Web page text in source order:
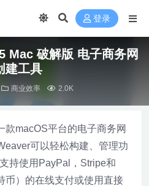
登录
Mac 破解版 电子商务网
建工具
商业效率 2.0K
款macOS平台的电子商务网
可以轻松构建、管理功
持使用PayPal，Stripe和
币）的在线支付或使用直接